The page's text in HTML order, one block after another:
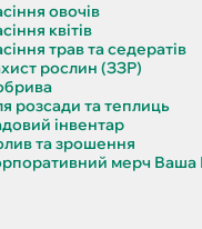
овочів
квітів
трав та седератів
рослин (ЗЗР)
розсади та теплиць
інвентар
та зрошення
мерч Ваша